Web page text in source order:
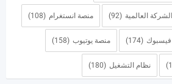
الشركة العالمية (92) منصة انستغرام (108)
(174) منصة يوتيوب (158)
نظام التشغيل (180)